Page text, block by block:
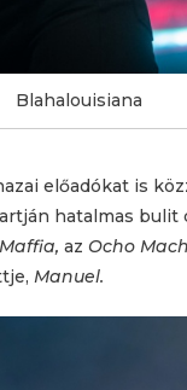
Blahalouisiana
előadókat is
hatalmas bulit
az Ocho
Manuel.